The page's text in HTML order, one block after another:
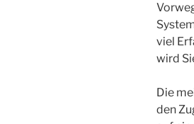
viel
wird
Die
den